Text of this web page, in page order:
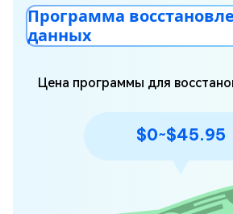
Программа
данных
Цена программы для
$0~$45.95